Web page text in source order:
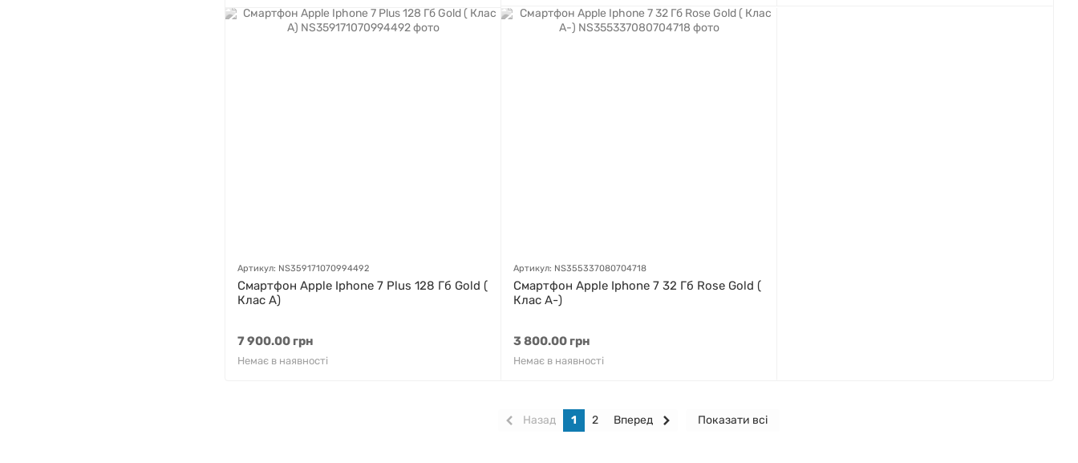
Артикул: NS359171070994492
Смартфон Apple Iphone 7 Plus 128 Гб Gold (
Клас A)
7 900.00 грн
Немає в наявності
Артикул: NS355337080704718
Смартфон Apple Iphone 7 32 Гб Rose Gold (
Клас A-)
3 800.00 грн
Немає в наявності
Назад 1 2 Вперед Показати всі
Привіт! 👋 Я Gazik AI — допоможу